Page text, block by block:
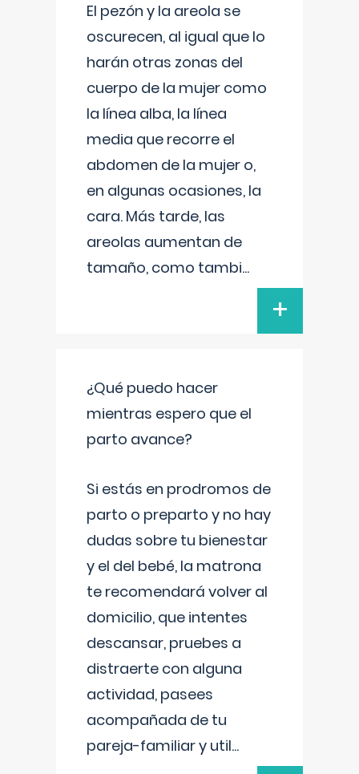
El pezón y la areola se
oscurecen, al igual que lo
harán otras zonas del
cuerpo de la mujer como
la línea alba, la línea
media que recorre el
abdomen de la mujer o,
en algunas ocasiones, la
cara. Más tarde, las
areolas aumentan de
tamaño, como tambi...
+
¿Qué puedo hacer
mientras espero que el
parto avance?
Si estás en prodromos de
parto o preparto y no hay
dudas sobre tu bienestar
y el del bebé, la matrona
te recomendará volver al
domicilio, que intentes
descansar, pruebes a
distraerte con alguna
actividad, pasees
acompañada de tu
pareja-familiar y util...